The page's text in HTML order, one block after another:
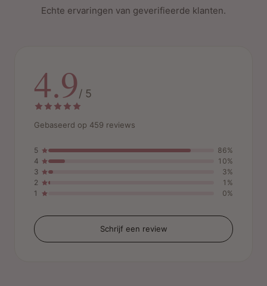
Echte ervaringen van geverifieerde klanten.
4.9/ 5
Gebaseerd op 459 reviews
5
86%
4
10%
3
3%
2
1%
1
0%
Schrijf een review